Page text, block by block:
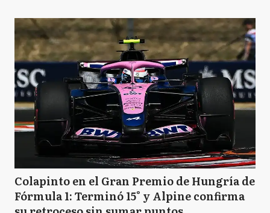
Colapinto en el Gran Premio de Hungría de
Fórmula 1: Terminó 15° y Alpine confirma